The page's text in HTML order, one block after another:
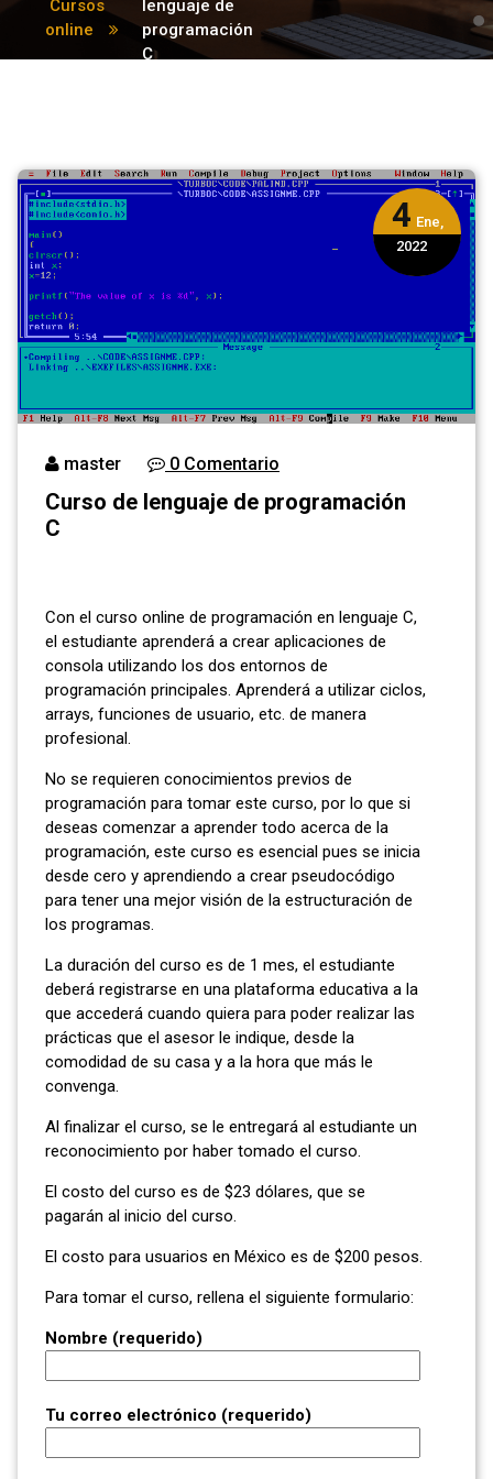
Cursos
online
lenguaje de
programación
C
4 Ene,
2022
master 0 Comentario
Curso de lenguaje de programación
C
Con el curso online de programación en lenguaje C,
el estudiante aprenderá a crear aplicaciones de
consola utilizando los dos entornos de
programación principales. Aprenderá a utilizar ciclos,
arrays, funciones de usuario, etc. de manera
profesional.
No se requieren conocimientos previos de
programación para tomar este curso, por lo que si
deseas comenzar a aprender todo acerca de la
programación, este curso es esencial pues se inicia
desde cero y aprendiendo a crear pseudocódigo
para tener una mejor visión de la estructuración de
los programas.
La duración del curso es de 1 mes, el estudiante
deberá registrarse en una plataforma educativa a la
que accederá cuando quiera para poder realizar las
prácticas que el asesor le indique, desde la
comodidad de su casa y a la hora que más le
convenga.
Al finalizar el curso, se le entregará al estudiante un
reconocimiento por haber tomado el curso.
El costo del curso es de $23 dólares, que se
pagarán al inicio del curso.
El costo para usuarios en México es de $200 pesos.
Para tomar el curso, rellena el siguiente formulario:
Nombre (requerido)
Tu correo electrónico (requerido)